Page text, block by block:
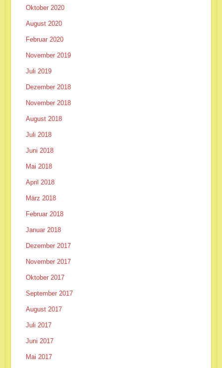
Oktober 2020
August 2020
Februar 2020
November 2019
Juli 2019
Dezember 2018
November 2018
August 2018
Juli 2018
Juni 2018
Mai 2018
April 2018
März 2018
Februar 2018
Januar 2018
Dezember 2017
November 2017
Oktober 2017
September 2017
August 2017
Juli 2017
Juni 2017
Mai 2017